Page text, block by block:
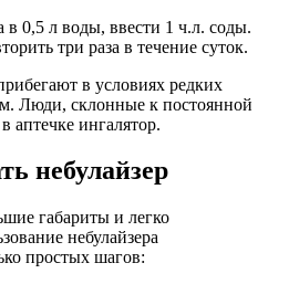
в 0,5 л воды, ввести 1 ч.л. соды.
три раза в течение суток.
в условиях редких
Люди, склонные к постоянной
аптечке ингалятор.
небулайзер
габариты и легко
небулайзера
простых шагов: